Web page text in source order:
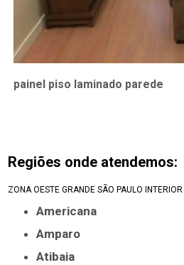
painel piso laminado parede
Regiões onde atendemos:
ZONA OESTE GRANDE SÃO PAULO INTERIOR
Americana
Amparo
Atibaia